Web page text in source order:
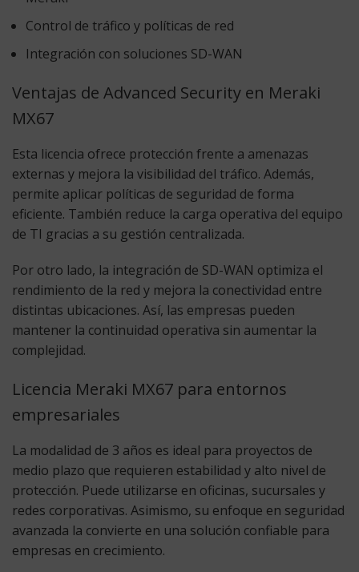
Control de tráfico y políticas de red
Integración con soluciones SD-WAN
Ventajas de Advanced Security en Meraki
MX67
Esta licencia ofrece protección frente a amenazas
externas y mejora la visibilidad del tráfico. Además,
permite aplicar políticas de seguridad de forma
eficiente. También reduce la carga operativa del equipo
de TI gracias a su gestión centralizada.
Por otro lado, la integración de SD-WAN optimiza el
rendimiento de la red y mejora la conectividad entre
distintas ubicaciones. Así, las empresas pueden
mantener la continuidad operativa sin aumentar la
complejidad.
Licencia Meraki MX67 para entornos
empresariales
La modalidad de 3 años es ideal para proyectos de
medio plazo que requieren estabilidad y alto nivel de
protección. Puede utilizarse en oficinas, sucursales y
redes corporativas. Asimismo, su enfoque en seguridad
avanzada la convierte en una solución confiable para
empresas en crecimiento.